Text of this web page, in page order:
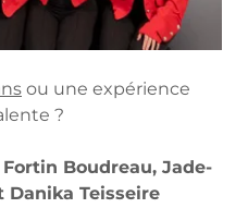
ou une expérience
?
Boudreau, Jade-
Danika Teisseire